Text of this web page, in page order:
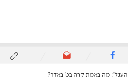
מה באמת קרה בט' באדר?